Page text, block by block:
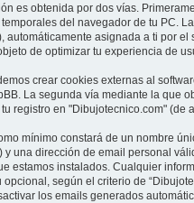
es obtenida por dos vías.
del navegador de tu PC.
automáticamente asignada a ti por
de optimizar tu experiencia de
crear cookies externas al
La segunda vía mediante la que
registro en "Dibujotecnico.com" (de
mínimo constará de un nombre
y una dirección de email personal
estamos instalados. Cualquier
opcional, según el criterio de
los emails generados